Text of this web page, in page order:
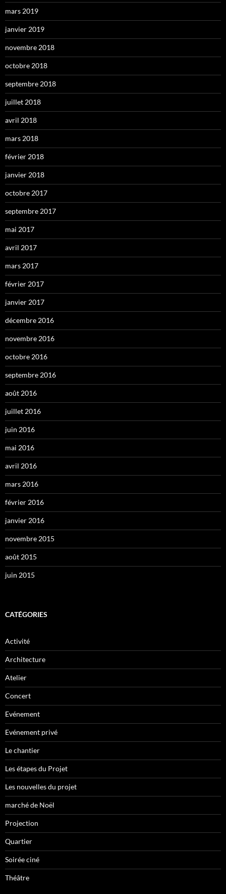
mars 2019
janvier 2019
novembre 2018
octobre 2018
septembre 2018
juillet 2018
avril 2018
mars 2018
février 2018
janvier 2018
octobre 2017
septembre 2017
mai 2017
avril 2017
mars 2017
février 2017
janvier 2017
décembre 2016
novembre 2016
octobre 2016
septembre 2016
août 2016
juillet 2016
juin 2016
mai 2016
avril 2016
mars 2016
février 2016
janvier 2016
novembre 2015
août 2015
juin 2015
CATÉGORIES
Activité
Architecture
Atelier
Concert
Evénement
Evénement privé
Le chantier
Les étapes du Projet
Les nouvelles du projet
marché de Noël
Projection
Quartier
Soirée ciné
Théâtre